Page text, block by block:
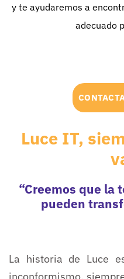
y te ayudaremos a
adecuado
Luce IT,
“Creemos que la
pueden
La historia de Luce